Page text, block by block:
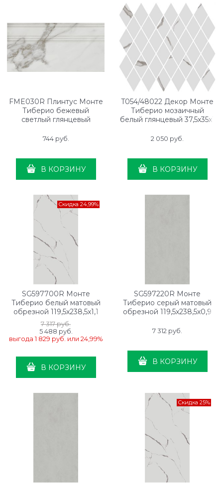
FME030R Плинтус Монте
Тиберио бежевый
светлый глянцевый
744 руб.
В КОРЗИНУ
T054/48022 Декор Монте
Тиберио мозаичный
белый глянцевый 37,5x35x1
2 050 руб.
В КОРЗИНУ
Скидка 24,99%
SG597700R Монте
Тиберио белый матовый
обрезной 119,5x238,5x1,1
7 317 руб.
5 488 руб.
выгода 1 829 руб. или 24,99%
В КОРЗИНУ
SG597220R Монте
Тиберио серый матовый
обрезной 119,5x238,5x0,9
7 312 руб.
В КОРЗИНУ
Скидка 25%